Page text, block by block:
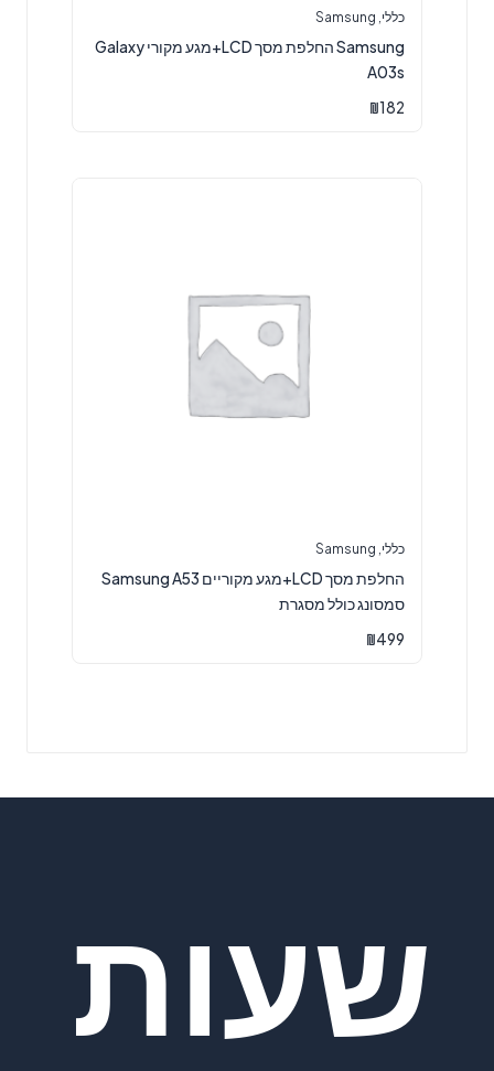
כללי Samsung
Samsung החלפת מסך LCD+מגע מקורי Galaxy
A03s
₪182
כללי Samsung
החלפת מסך LCD+מגע מקוריים Samsung A53
סמסונג כולל מסגרת
₪499
שעות